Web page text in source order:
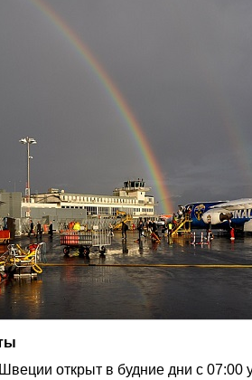
открыт в будние дни с 07:00